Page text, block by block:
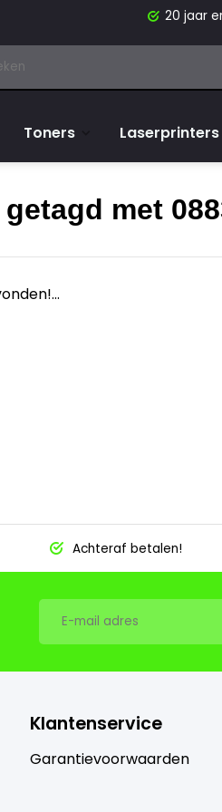
20 jaar
Toners Laserprinters
met
Achteraf betalen!
Klantenservice
Garantievoorwaarden